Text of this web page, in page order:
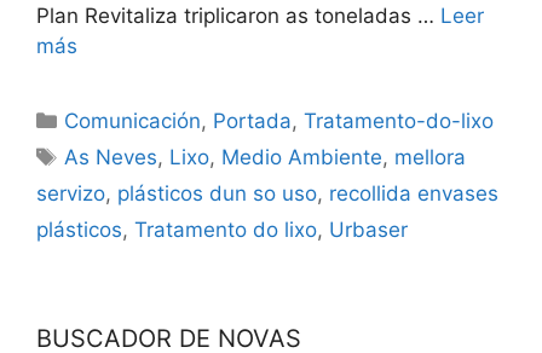
Plan Revitaliza triplicaron as toneladas … Leer
más
Comunicación, Portada,Tratamento-do-lixo
As Neves, Lixo, Medio Ambiente, mellora
servizo, plásticos dun so uso, recollida envases
plásticos, Tratamento do lixo, Urbaser
BUSCADOR DE NOVAS